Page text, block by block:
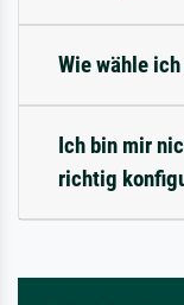
Wie wähle
Ich bin mir
richtig